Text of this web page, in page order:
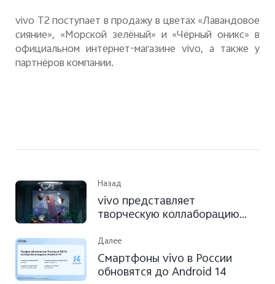
vivo T2 поступает в продажу в цветах «Лавандовое
сияние», «Морской зелёный» и «Чёрный оникс» в
официальном интернет-магазине vivo, а также у
партнёров компании.
Назад
vivo представляет
творческую коллаборацию
Верхофстадт и vivo V29,
мастера портретной
фотографии
Далее
Смартфоны vivo в России
обновятся до Android 14